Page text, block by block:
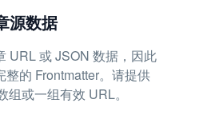
源数据
URL 或 JSON 数据，因此
的 Frontmatter。请提供
或一组有效 URL。